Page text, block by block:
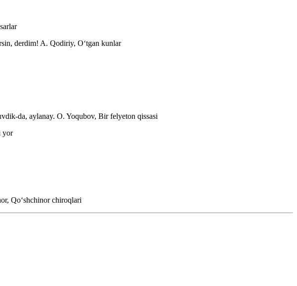
derdim! A. Qodiriy, Oʻtgan kunlar
da, aylanay. O. Yoqubov, Bir felyeton qissasi
yor
Qoʻshchinor chiroqlari